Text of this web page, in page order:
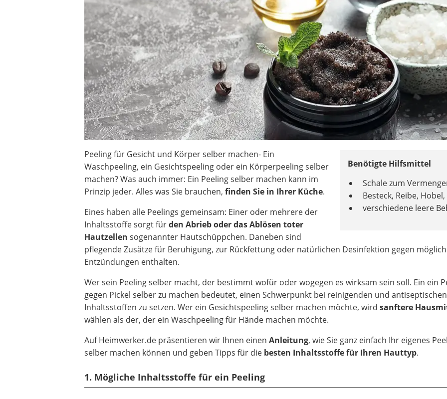
Elektrische Pfeffermühle
Ferngesteuertes Auto
Beheizbare Handschuhe
Benötigte Hilfsmittel
Schale zum
Besteck, Reibe, Hobel,
verschiedene leere
Peeling für Gesicht und Körper selber machen- Ein
Waschpeeling, ein Gesichtspeeling oder ein Körperpeeling selber
machen? Was auch immer: Ein Peeling selber machen kann im
Prinzip jeder. Alles was Sie brauchen,finden Sie in Ihrer Küche.
Eines haben alle Peelings gemeinsam: Einer oder mehrere der
Inhaltsstoffe sorgt fürden Abrieb oder das Ablösen toter
Hautzellen sogenannter Hautschüppchen. Daneben sind
pflegende Zusätze für Beruhigung, zur Rückfettung oder natürlichen Desinfektion gegen
Entzündungen enthalten.
Wer sein Peeling selber macht, der bestimmt wofür oder wogegen es wirksam sein soll. Ein ein
gegen Pickel selber zu machen bedeutet, einen Schwerpunkt bei reinigenden und antiseptischen
Inhaltsstoffen zu setzen. Wer ein Gesichtspeeling selber machen möchte, wirdsanftere
wählen als der, der ein Waschpeeling für Hände machen möchte.
Auf Heimwerker.de präsentieren wir Ihnen einenAnleitung, wie Sie ganz einfach Ihr eigenes
selber machen können und geben Tipps für die besten Inhaltsstoffe für Ihren Hauttyp.
1. Mögliche Inhaltsstoffe für ein Peeling